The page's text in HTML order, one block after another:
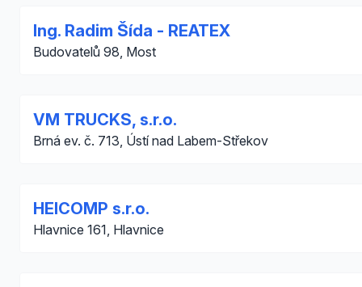
Ing. Radim Šída - REATEX
Budovatelů 98, Most
VM TRUCKS, s.r.o.
Brná ev. č. 713, Ústí nad Labem-Střekov
HEICOMP s.r.o.
Hlavnice 161, Hlavnice